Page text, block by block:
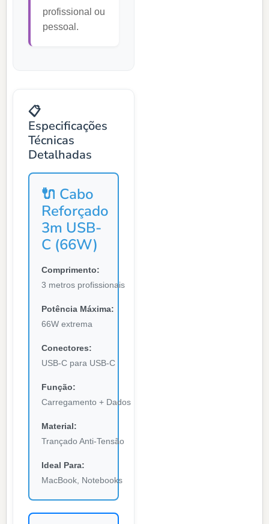
profissional ou
pessoal.
📋
Especificações
Técnicas
Detalhadas
🔌 Cabo
Reforçado
3m USB-
C (66W)
Comprimento:
3 metros profissionais
Potência Máxima:
66W extrema
Conectores:
USB-C para USB-C
Função:
Carregamento + Dados
Material:
Trançado Anti-Tensão
Ideal Para:
MacBook, Notebooks